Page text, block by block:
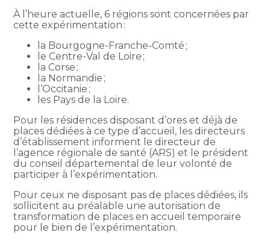
À l’heure actuelle, 6 régions sont concernées par
cette expérimentation :
la Bourgogne-Franche-Comté ;
le Centre-Val de Loire ;
la Corse ;
la Normandie ;
l’Occitanie ;
les Pays de la Loire.
Pour les résidences disposant d’ores et déjà de
places dédiées à ce type d’accueil, les directeurs
d’établissement informent le directeur de
l’agence régionale de santé (ARS) et le président
du conseil départemental de leur volonté de
participer à l’expérimentation.
Pour ceux ne disposant pas de places dédiées, ils
sollicitent au préalable une autorisation de
transformation de places en accueil temporaire
pour le bien de l’expérimentation.